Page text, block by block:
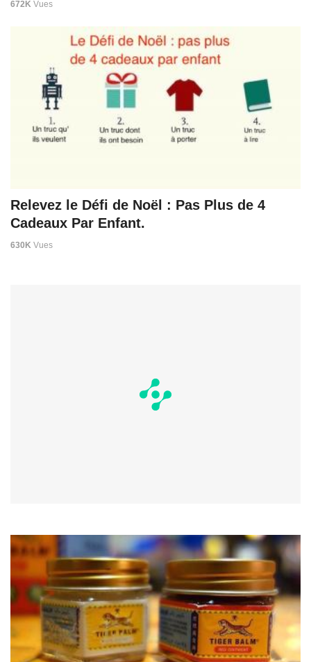
672K Vues
Relevez le Défi de Noël : Pas Plus de 4
Cadeaux Par Enfant.
630K Vues